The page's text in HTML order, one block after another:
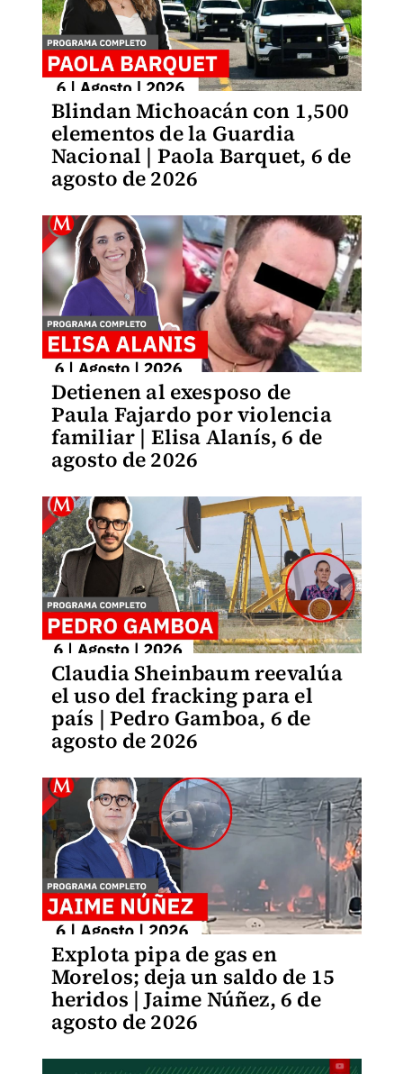
Blindan Michoacán con 1,500
elementos de la Guardia
Nacional | Paola Barquet, 6 de
agosto de 2026
Detienen al exesposo de
Paula Fajardo por violencia
familiar | Elisa Alanís, 6 de
agosto de 2026
Claudia Sheinbaum reevalúa
el uso del fracking para el
país | Pedro Gamboa, 6 de
agosto de 2026
Explota pipa de gas en
Morelos; deja un saldo de 15
heridos | Jaime Núñez, 6 de
agosto de 2026